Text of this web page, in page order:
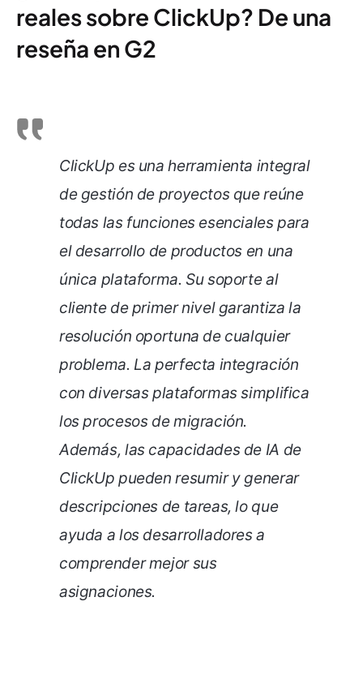
reales sobre ClickUp? De una
reseña en G2
ClickUp es una herramienta integral
de gestión de proyectos que reúne
todas las funciones esenciales para
el desarrollo de productos en una
única plataforma. Su soporte al
cliente de primer nivel garantiza la
resolución oportuna de cualquier
problema. La perfecta integración
con diversas plataformas simplifica
los procesos de migración.
Además, las capacidades de IA de
ClickUp pueden resumir y generar
descripciones de tareas, lo que
ayuda a los desarrolladores a
comprender mejor sus
asignaciones.